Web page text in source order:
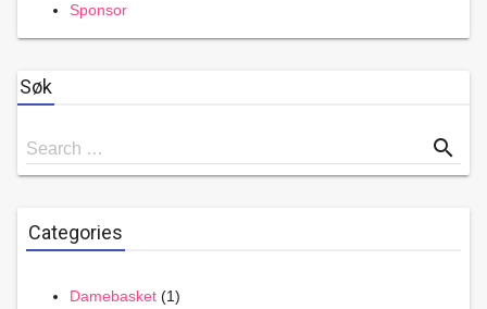
Sponsor
Søk
Search
for
Search … search
Categories
Damebasket (1)